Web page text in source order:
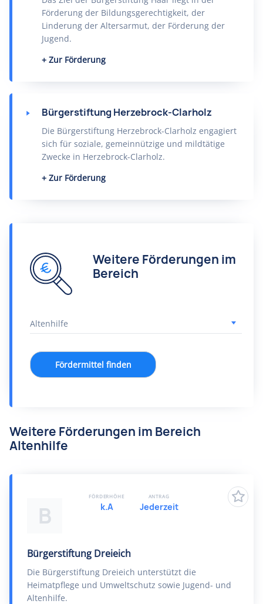
Förderung der Bildungsgerechtigkeit, der
Linderung der Altersarmut, der Förderung der
Jugend.
Zur Förderung
Bürgerstiftung Herzebrock-Clarholz
Die Bürgerstiftung Herzebrock-Clarholz engagiert
sich für soziale, gemeinnützige und mildtätige
Zwecke in Herzebrock-Clarholz.
Zur Förderung
Weitere Förderungen im
Bereich
Fördermittel finden
Weitere Förderungen im Bereich
Altenhilfe
B
Bürgerstiftung Dreieich
Die Bürgerstiftung Dreieich unterstützt die
Heimatpflege und Umweltschutz sowie Jugend- und
Altenhilfe.
FÖRDERHÖHE
k.A
ANTRAG
Jederzeit